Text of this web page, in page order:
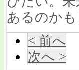
あるのかも
< 前へ
次へ >